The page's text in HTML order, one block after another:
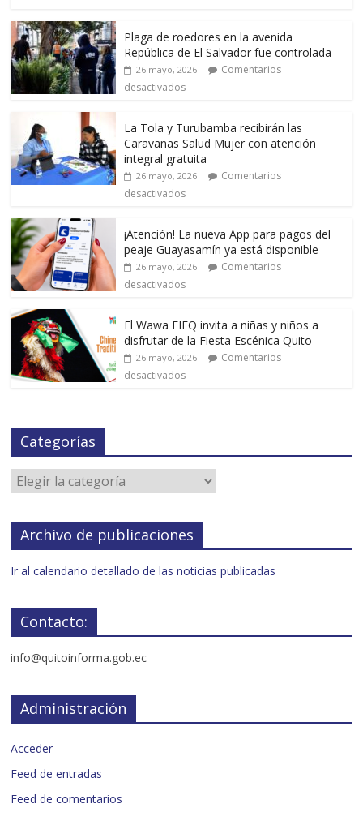
Plaga de roedores en la avenida
República de El Salvador fue controlada
26 mayo, 2026
Comentarios
desactivados
La Tola y Turubamba recibirán las
Caravanas Salud Mujer con atención
integral gratuita
26 mayo, 2026
Comentarios
desactivados
¡Atención! La nueva App para pagos del
peaje Guayasamín ya está disponible
26 mayo, 2026
Comentarios
desactivados
El Wawa FIEQ invita a niñas y niños a
disfrutar de la Fiesta Escénica Quito
26 mayo, 2026
Comentarios
desactivados
Categorías
Archivo de publicaciones
Ir al calendario detallado de las noticias publicadas
Contacto:
info@quitoinforma.gob.ec
Administración
Acceder
Feed de entradas
Feed de comentarios